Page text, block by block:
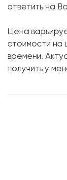
ответить на
Цена
стоимости на
времени.
получить у